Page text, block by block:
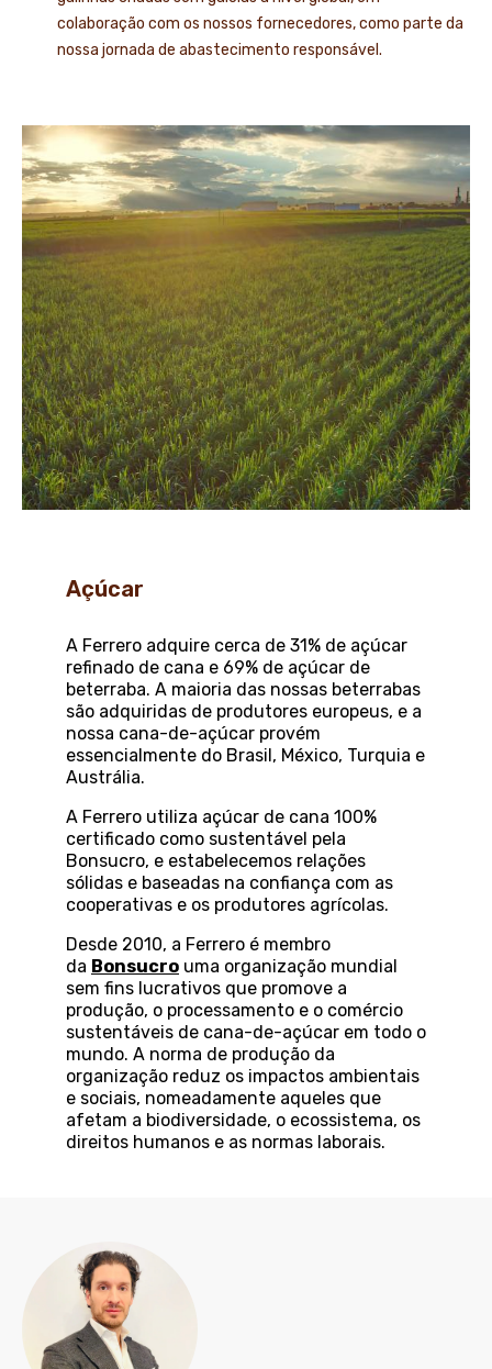
colaboração com os nossos fornecedores, como parte da
nossa jornada de abastecimento responsável.
Açúcar
A Ferrero adquire cerca de 31% de açúcar
refinado de cana e 69% de açúcar de
beterraba. A maioria das nossas beterrabas
são adquiridas de produtores europeus, e a
nossa cana-de-açúcar provém
essencialmente do Brasil, México, Turquia e
Austrália.
A Ferrero utiliza açúcar de cana 100%
certificado como sustentável pela
Bonsucro, e estabelecemos relações
sólidas e baseadas na confiança com as
cooperativas e os produtores agrícolas.
Desde 2010, a Ferrero é membro
da Bonsucro uma organização mundial
sem fins lucrativos que promove a
produção, o processamento e o comércio
sustentáveis de cana-de-açúcar em todo o
mundo. A norma de produção da
organização reduz os impactos ambientais
e sociais, nomeadamente aqueles que
afetam a biodiversidade, o ecossistema, os
direitos humanos e as normas laborais.